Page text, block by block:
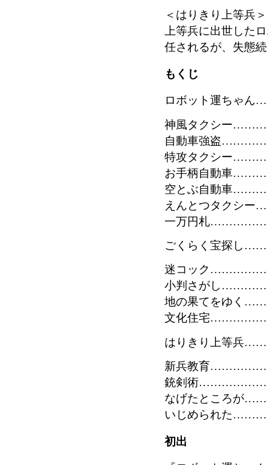
＜はりきり上等兵＞
上等兵に出世した
任されるが、失態
もくじ
ロボット運ち
神風タクシー
自動車強盗
特攻タクシー
お手柄自動車
空とぶ自動車
えんとつタクシ
一万円札
ごくらく宝探
迷コック
小判さがし
地の果てをゆく
文化住宅
はりきり上等
新兵教育
銃剣術
なげたところが
いじめられた
初出